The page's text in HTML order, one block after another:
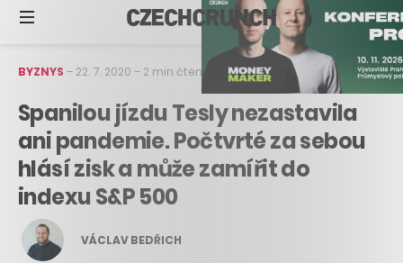
BYZNYS – 22. 7. 2020 – 2 min čtení
Spanilou jízdu Tesly nezastavila
ani pandemie. Počtvrté za sebou
hlásí zisk a může zamířit do
indexu S&P 500
VÁCLAV BEDŘICH